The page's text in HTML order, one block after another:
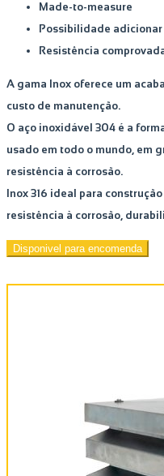
Made-to-measure
Possibilidade
Resistência
A gama Inox oferece um
custo de manutenção.
O aço inoxidável 304 é a
usado em todo o mundo, em
resistência à corrosão.
Inox 316 ideal para
resistência à corrosão,
Disponivel para encomenda